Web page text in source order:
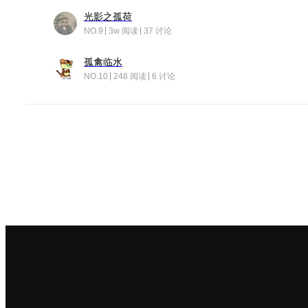
光影之孤荷
NO.9 3w 阅读 37 讨论
孤禽临水
NO.10 248 阅读 6 讨论